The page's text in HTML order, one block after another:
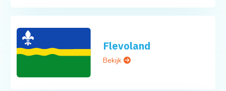
Flevoland
Bekijk